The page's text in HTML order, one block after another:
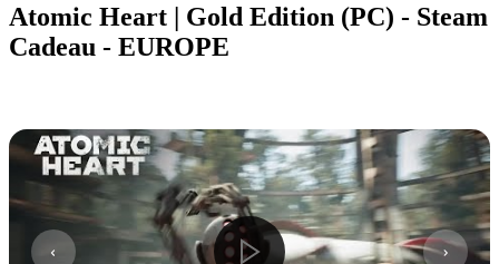
Atomic Heart | Gold Edition (PC) - Steam
Cadeau - EUROPE